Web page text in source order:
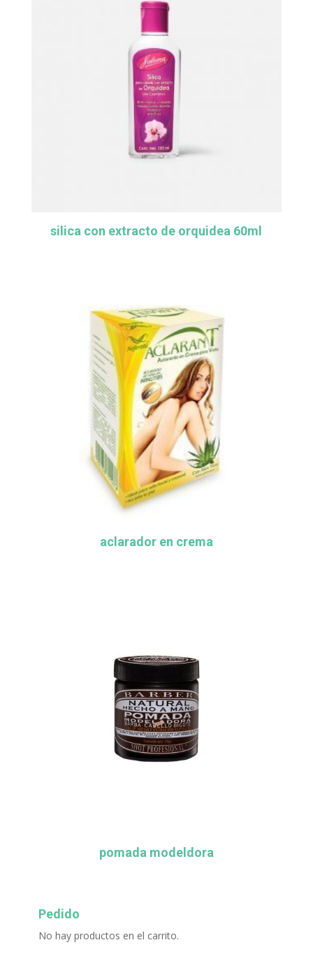
silica con extracto de orquidea 60ml
aclarador en crema
pomada modeldora
Pedido
No hay productos en el carrito.